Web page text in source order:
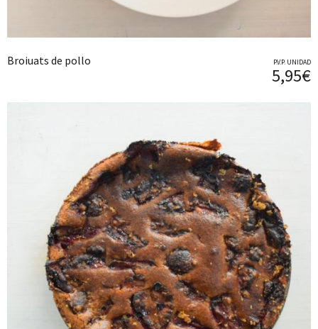
Broiuats de pollo P.V.P. UNIDAD
5,95€